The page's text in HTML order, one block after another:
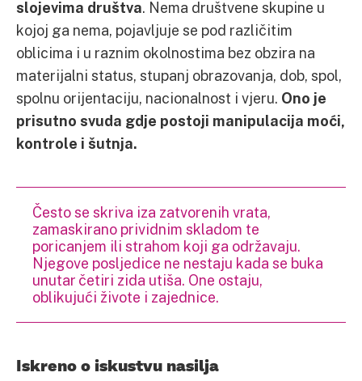
slojevima društva. Nema društvene skupine u
kojoj ga nema, pojavljuje se pod različitim
oblicima i u raznim okolnostima bez obzira na
materijalni status, stupanj obrazovanja, dob, spol,
spolnu orijentaciju, nacionalnost i vjeru. Ono je
prisutno svuda gdje postoji manipulacija moći,
kontrole i šutnja.
Često se skriva iza zatvorenih vrata,
zamaskirano prividnim skladom te
poricanjem ili strahom koji ga održavaju.
Njegove posljedice ne nestaju kada se buka
unutar četiri zida utiša. One ostaju,
oblikujući živote i zajednice.
Iskreno o iskustvu nasilja